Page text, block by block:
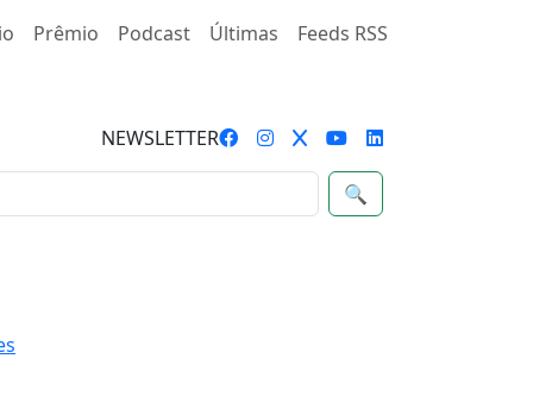
Prêmio Podcast Últimas Feeds RSS
NEWSLETTER
🔍